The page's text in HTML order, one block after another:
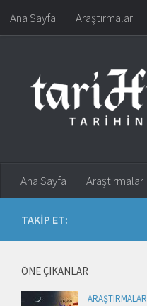
Skip to content
Ana Sayfa Araştırmalar
Ana Sayfa Araştırmalar
TAKIP ET:
ÖNE ÇIKANLAR
ARAŞTIRMALAR